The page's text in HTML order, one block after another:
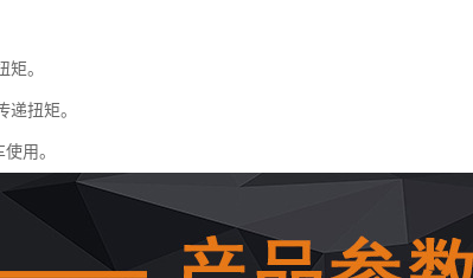
。
递扭矩。
用。